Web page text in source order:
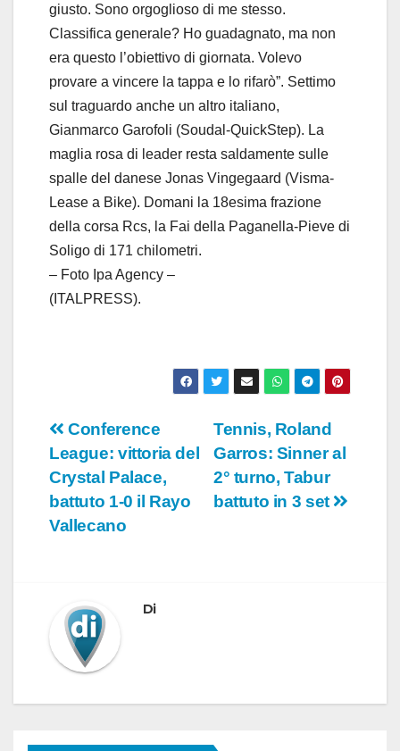
giusto. Sono orgoglioso di me stesso.
Classifica generale? Ho guadagnato, ma non
era questo l’obiettivo di giornata. Volevo
provare a vincere la tappa e lo rifarò”. Settimo
sul traguardo anche un altro italiano,
Gianmarco Garofoli (Soudal-QuickStep). La
maglia rosa di leader resta saldamente sulle
spalle del danese Jonas Vingegaard (Visma-
Lease a Bike). Domani la 18esima frazione
della corsa Rcs, la Fai della Paganella-Pieve di
Soligo di 171 chilometri.
– Foto Ipa Agency –
(ITALPRESS).
Navigazione
articoli
Tennis, Roland
Garros: Sinner al
2° turno, Tabur
battuto in 3 set
Conference
League: vittoria del
Crystal Palace,
battuto 1-0 il Rayo
Vallecano
Di